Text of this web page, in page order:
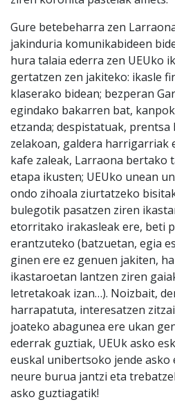
Gure betebeharra zen
jakinduria komunikabideen
hura talaia ederra zen UEUko
gertatzen zen jakiteko: ikasle
klaserako bidean; bezperan
egindako bakarren bat,
etzanda; despistatuak,
zelakoan, galdera harrigarriak
kafe zaleak, Larraona bertako
etapa ikusten; UEUko unean
ondo zihoala ziurtatzeko
bulegotik pasatzen ziren
etorritako irakasleak ere, beti
erantzuteko (batzuetan, egia
ginen ere ez genuen jakiten,
ikastaroetan lantzen ziren
letretakoak izan…). Noizbait,
harrapatuta, interesatzen
joateko abagunea ere ukan
ederrak guztiak, UEUk asko
euskal unibertsoko jende asko
neure burua jantzi eta
asko guztiagatik!